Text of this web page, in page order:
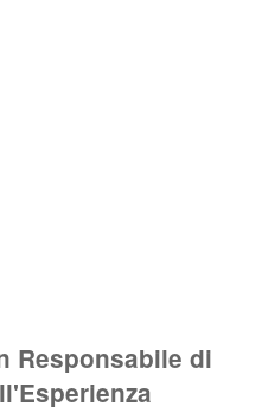
Responsabile di